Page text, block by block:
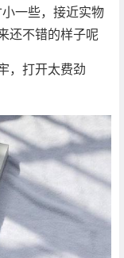
一些，接近实物
还不错的样子呢
，打开太费劲